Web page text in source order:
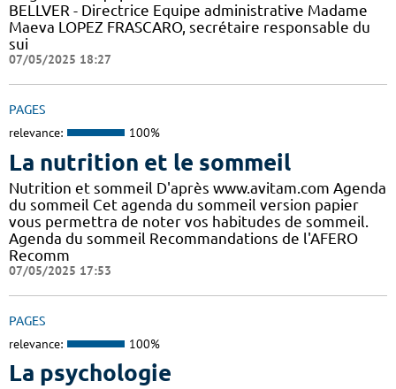
BELLVER - Directrice Equipe administrative Madame
Maeva LOPEZ FRASCARO, secrétaire responsable du
sui
07/05/2025 18:27
PAGES
relevance: 100%
La nutrition et le sommeil
Nutrition et sommeil D'après www.avitam.com Agenda
du sommeil Cet agenda du sommeil version papier
vous permettra de noter vos habitudes de sommeil.
Agenda du sommeil Recommandations de l'AFERO
Recomm
07/05/2025 17:53
PAGES
relevance: 100%
La psychologie